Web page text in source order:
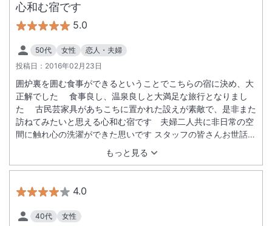
心和む宿です
5.0
50代 女性
恋人・夫婦
投稿日： 2016年02月23日
もっと見る
囲炉裏を囲む食事ができるということでこちらの宿に決め、大
正解でした 食事良し、温泉良しと大満足な旅行となりまし
た 古民芸家具があちこちに置かれた設えが素敵で、是非また
訪ねてみたいと思える心和む宿です 夫婦二人共に非日常の空
間に触れ心の洗濯ができた思いです スタッフの皆さんお世話に
なりました 玄関わきにこんこんと湧き出る名水のコーヒー本当
4.0
40代 女性